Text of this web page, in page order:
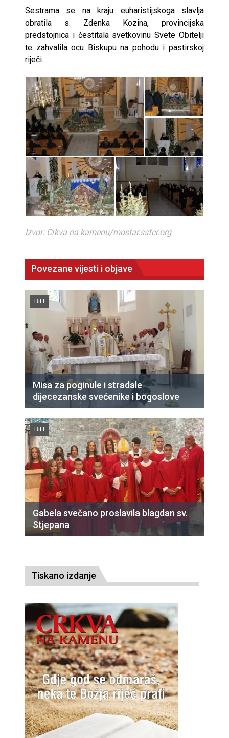
Sestrama se na kraju euharistijskoga slavlja
obratila s. Zdenka Kozina, provincijska
predstojnica i čestitala svetkovinu Svete Obitelji
te zahvalila ocu Biskupu na pohodu i pastirskoj
riječi.
Izvor: Crkva na kamenu/mostar.ssfcr.org
Povezane vijesti i objave
BiH
Misa za poginule i stradale
dijecezanske svećenike i bogoslove
BiH
Gabela svečano proslavila blagdan sv.
Stjepana
Tiskano izdanje